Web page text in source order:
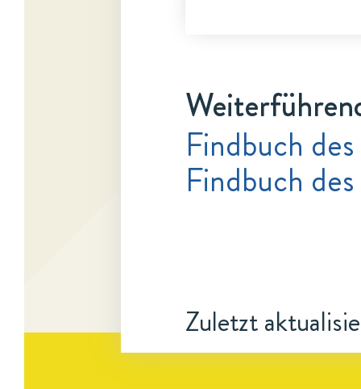
Findbuch
Findbuch
Zuletzt